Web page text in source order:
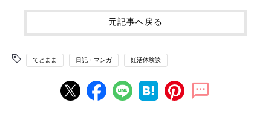
元記事へ戻る
てとまま 日記・マンガ 妊活体験談